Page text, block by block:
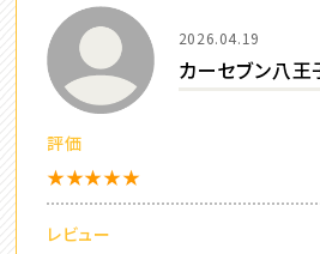
2026.04.19
カーセブン八
評価
★★★★★
レビュー